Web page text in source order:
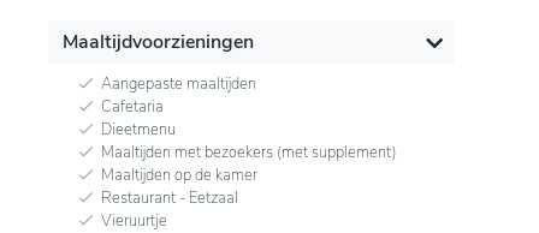
Maaltijdvoorzieningen
Aangepaste maaltijden
Cafetaria
Dieetmenu
Maaltijden met bezoekers (met supplement)
Maaltijden op de kamer
Restaurant - Eetzaal
Vieruurtje